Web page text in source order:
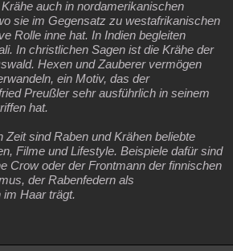
auch in nordamerikanischen
sie im Gegensatz zu westafrikanischen
Rolle inne hat. In Indien begleiten
In christlichen Sagen ist die Krähe der
Hexen und Zauberer vermögen
ein Motiv, das der
Preußler sehr ausführlich in seinem
hat.
Zeit sind Raben und Krähen beliebte
Filme und Lifestyle. Beispiele dafür sind
Crow oder der Frontmann der finnischen
der Rabenfedern als
Haar trägt.